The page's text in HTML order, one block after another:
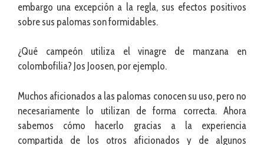
embargo una excepción a la regla, sus efectos positivos
sobre sus palomas son formidables.
¿Qué campeón utiliza el vinagre de manzana en
colombofilia? Jos Joosen, por ejemplo.
Muchos aficionados a las palomas conocen su uso, pero no
necesariamente lo utilizan de forma correcta. Ahora
sabemos cómo hacerlo gracias a la experiencia
compartida de los otros aficionados y de algunos